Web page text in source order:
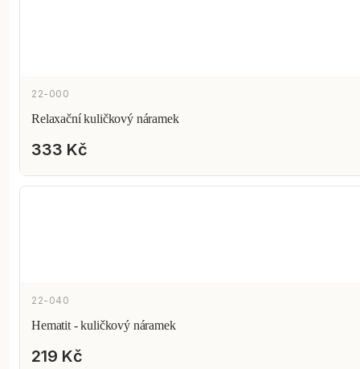
22-000
Relaxační kuličkový náramek
333 Kč
22-040
Hematit - kuličkový náramek
219 Kč